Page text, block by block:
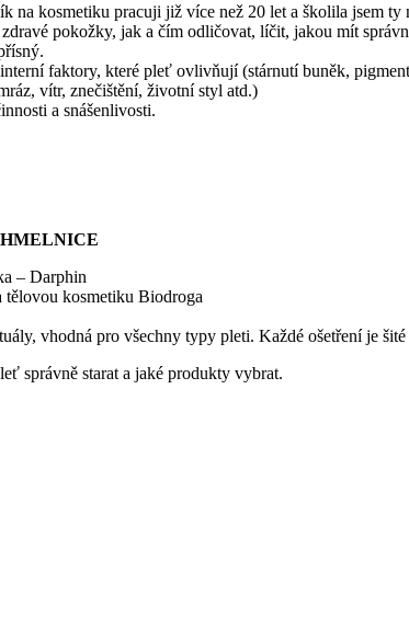
na kosmetiku pracuji již více než 20 let a školila jsem
pokožky, jak a čím odličovat, líčit, jakou mít
faktory, které pleť ovlivňují (stárnutí buněk,
vítr, znečištění, životní styl atd.)
a snášenlivosti.
– Darphin
kosmetiku Biodroga
vhodná pro všechny typy pleti. Každé ošetření je
správně starat a jaké produkty vybrat.